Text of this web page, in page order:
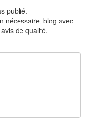
publié.
nécessaire, blog avec
de qualité.